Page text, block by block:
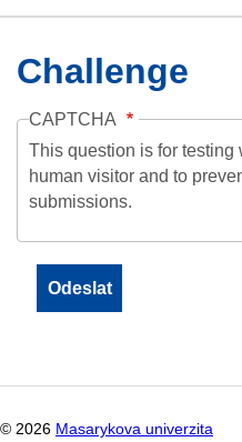
Challenge
CAPTCHA
This question is for testing
human visitor and to
submissions.
© 2026 Masarykova univerzita